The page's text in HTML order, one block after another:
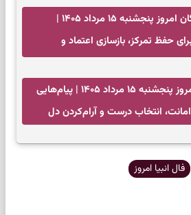
فال فرشتگان امروز پنجشنبه ۱۵ مرداد ۱۴۰۵ |
حفظ تمرکز، بازسازی اعتماد و
فال انبیا امروز پنجشنبه ۱۵ مرداد ۱۴۰۵ | پیام‌هایی
انتخاب درست و آرام‌کردن دل
فال انبیا امروز